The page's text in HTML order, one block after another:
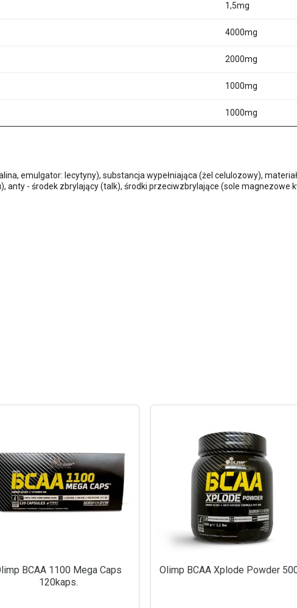
1,5mg
4000mg
2000mg
1000mg
1000mg
emulgator: lecytyny), substancja wypełniająca (żel celulozowy),
anty - środek zbrylający (talk), środki przeciwzbrylające (sole magnezowe
BCAA 1100 Mega Caps
120kaps.
Olimp BCAA Xplode Powder